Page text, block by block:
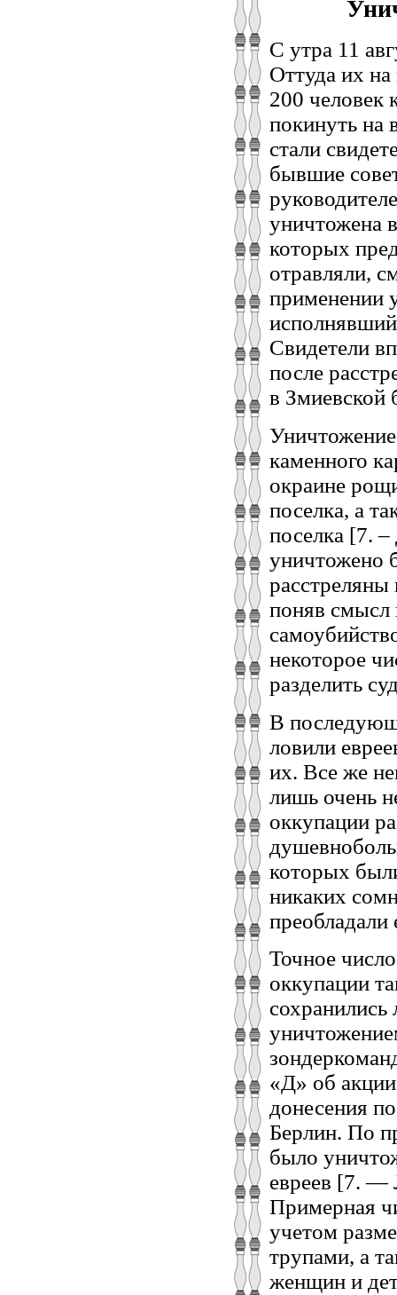
С утра 11
Оттуда их
200 человек
покинуть на
стали
бывшие
уничтожена
которых
отравляли,
применении
Свидетели
после
в Змиевской
Уничтожение
каменного
окраине
поселка, а
поселка [7.
уничтожено
поняв смысл
некоторое
разделить
В
ловили
их. Все же
лишь очень
оккупации
которых
никаких
преобладали
Точное
оккупации
сохранились
«Д» об
донесения
Берлин. По
было
евреев [7. —
Примерная
учетом
трупами, а
женщин и